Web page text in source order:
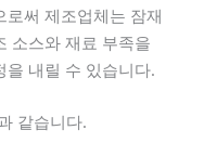
로써 제조업체는 잠재
소스와 재료 부족을
을 내릴 수 있습니다.
같습니다.